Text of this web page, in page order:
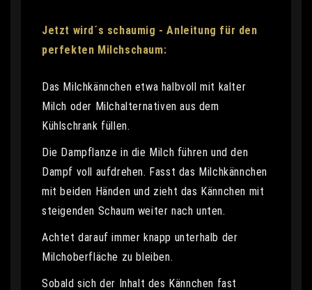
Jetzt wird´s schaumig - Anleitung für den
perfekten Milchschaum:
Das Milchkännchen etwa halbvoll mit kalter
Milch oder Milchalternativen aus dem
Kühlschrank füllen.
Die Dampflanze in die Milch führen und den
Dampf voll aufdrehen. Fasst das Milchkännchen
mit beiden Händen und zieht das Kännchen mit
steigenden Schaum weiter nach unten.
Achtet darauf immer knapp unterhalb der
Milchoberfläche zu bleiben.
Sobald sich der Inhalt des Kännchen fast